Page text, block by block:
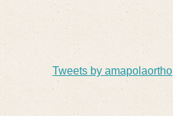
Tweets by amapolaortho